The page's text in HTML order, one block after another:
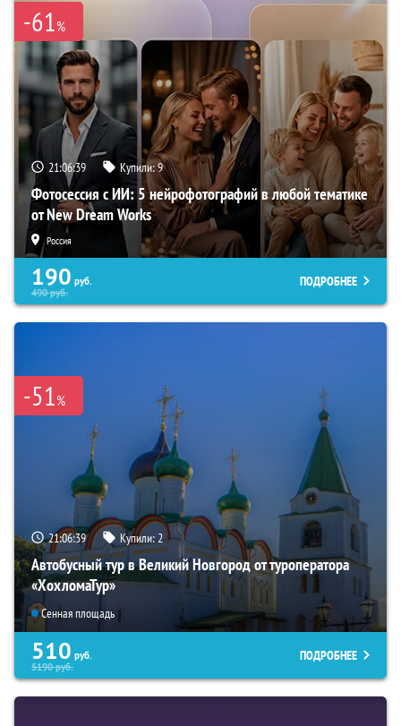
-61%
21:06:38 Купили:9
Фотосессия с ИИ: 5 нейрофотографий в любой тематике
от New Dream Works
Россия
190 руб.
490руб.
ПОДРОБНЕЕ
-51%
21:06:38 Купили:2
Автобусный тур в Великий Новгород от туроператора
«ХохломаТур»
Сенная площадь
510 руб.
5190руб.
ПОДРОБНЕЕ